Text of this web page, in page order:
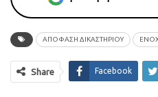
ΑΠΟΦΑΣΗ ΔΙΚΑΣΤΗΡΙΟΥ
Share Facebook